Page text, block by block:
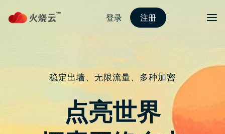
to 2023最新PROTONVPN
Epic Games 战术
RPG《Circus Electrique》限
时免费